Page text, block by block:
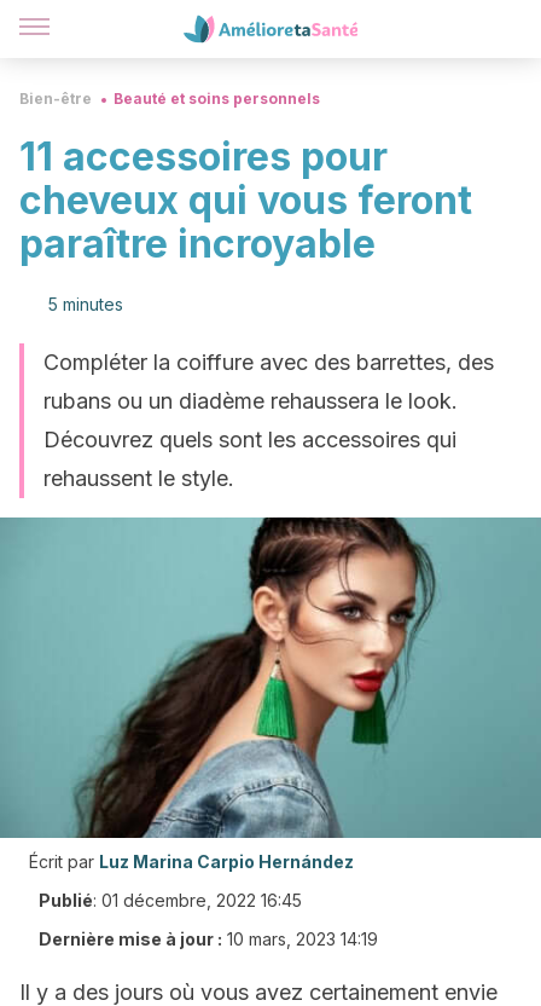
Bien-être Beauté et soins personnels
11 accessoires pour
cheveux qui vous feront
paraître incroyable
5 minutes
Compléter la coiffure avec des barrettes, des
rubans ou un diadème rehaussera le look.
Découvrez quels sont les accessoires qui
rehaussent le style.
Écrit par Luz Marina Carpio Hernández
Publié: 01 décembre, 2022 16:45
Dernière mise à jour : 10 mars, 2023 14:19
Il y a des jours où vous avez certainement envie